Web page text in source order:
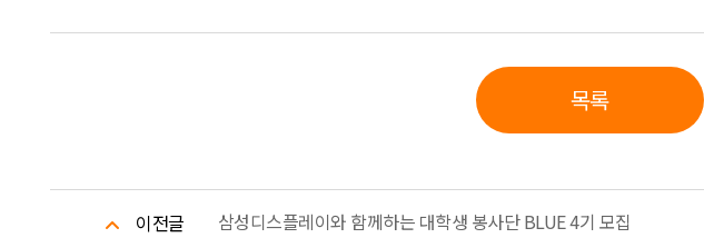
목록
이전글 삼성디스플레이와 함께하는 대학생 봉사단 BLUE 4기 모집